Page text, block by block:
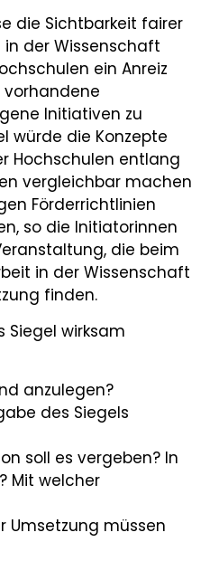
die Sichtbarkeit fairer
der Wissenschaft
ein Anreiz
Initiativen zu
würde die Konzepte
Hochschulen entlang
vergleichbar machen
Förderrichtlinien
so die Initiatorinnen
die beim
in der Wissenschaft
finden.
Siegel wirksam
anzulegen?
des Siegels
soll es vergeben? In
Mit welcher
Umsetzung müssen